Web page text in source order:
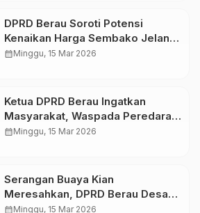
DPRD Berau Soroti Potensi
Kenaikan Harga Sembako Jelang
Idulfitri
calendar_monthMinggu, 15 Mar 2026
Ketua DPRD Berau Ingatkan
Masyarakat, Waspada Peredaran
Uang Palsu Jelang Lebaran
calendar_monthMinggu, 15 Mar 2026
Serangan Buaya Kian
Meresahkan, DPRD Berau Desak
Pemerintah Segera Bangun
calendar_monthMinggu, 15 Mar 2026